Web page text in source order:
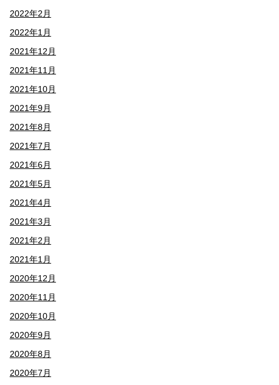
2022年2月
2022年1月
2021年12月
2021年11月
2021年10月
2021年9月
2021年8月
2021年7月
2021年6月
2021年5月
2021年4月
2021年3月
2021年2月
2021年1月
2020年12月
2020年11月
2020年10月
2020年9月
2020年8月
2020年7月